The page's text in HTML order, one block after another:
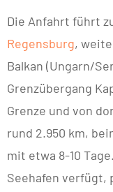
Die Anfahrt führt
Regensburg,
Balkan (Ungarn/
Grenzübergang
Grenze und von
rund 2.950 km,
mit etwa 8-10
Seehafen verfügt,